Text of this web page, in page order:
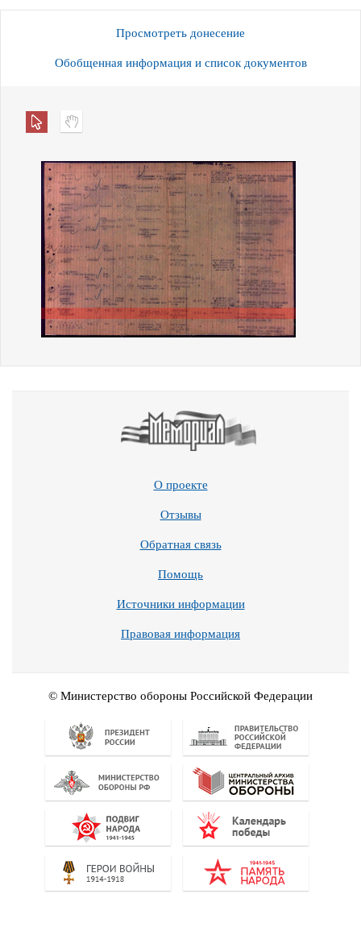
Просмотреть донесение
Обобщенная информация и список документов
О проекте
Отзывы
Обратная связь
Помощь
Источники информации
Правовая информация
© Министерство обороны Российской Федерации